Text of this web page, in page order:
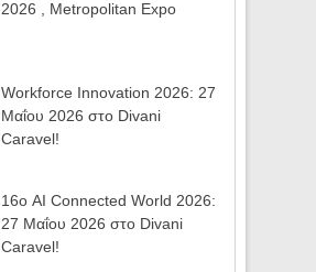
2026 , Metropolitan Expo
Workforce Innovation 2026: 27
Μαΐου 2026 στο Divani
Caravel!
16ο AI Connected World 2026:
27 Μαΐου 2026 στο Divani
Caravel!